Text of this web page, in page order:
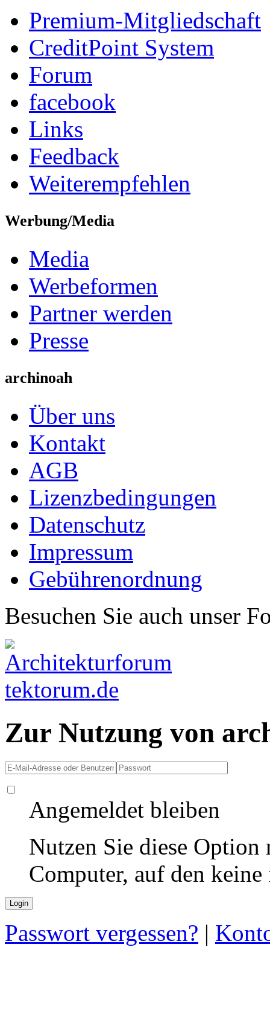
Premium-Mitgliedschaft
CreditPoint System
Forum
facebook
Links
Feedback
Weiterempfehlen
Werbung/Media
Media
Werbeformen
Partner werden
Presse
archinoah
Über uns
Kontakt
AGB
Lizenzbedingungen
Datenschutz
Impressum
Gebührenordnung
Besuchen Sie auch unser
Zur Nutzung von
Angemeldet bleiben
Nutzen Sie diese
Computer, auf den
Passwort vergessen? |